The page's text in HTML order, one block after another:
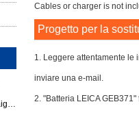
Cables or charger is not
Progetto per la
1. Leggere attentamente le
inviare una e-mail.
2. "Batteria LEICA
Dyson HS03 Hair Straightener